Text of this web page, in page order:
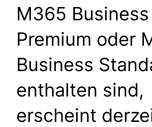
M365 Business
Premium oder
Business
enthalten sind,
erscheint